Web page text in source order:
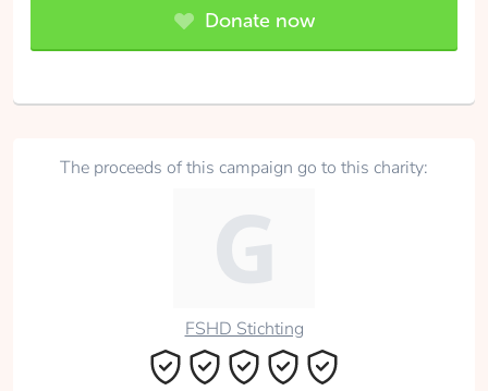
Donate now
The proceeds of this campaign go to this charity:
FSHD Stichting